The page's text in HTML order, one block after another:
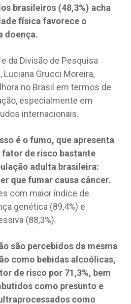
brasileiros (48,3%) acha
física favorece o
doença.
da Divisão de Pesquisa
Luciana Grucci Moreira,
no Brasil em termos de
especialmente em
internacionais.
é o fumo, que apresenta
de risco bastante
adulta brasileira:
que fumar causa câncer.
com maior índice de
genética (89,4%) e
(88,3%).
são percebidos da mesma
como bebidas alcoólicas,
de risco por 71,3%, bem
como presunto e
como